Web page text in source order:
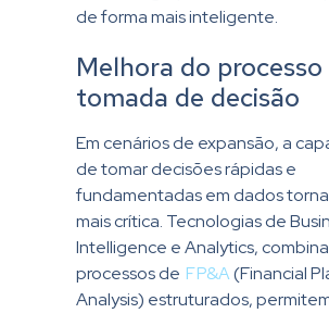
de forma mais inteligente.
Melhora do processo
tomada de decisão
Em cenários de expansão, a
de tomar decisões rápidas e
fundamentadas em dados
mais crítica. Tecnologias de
Intelligence e Analytics,
processos de FP&A(Financial
Analysis) estruturados,